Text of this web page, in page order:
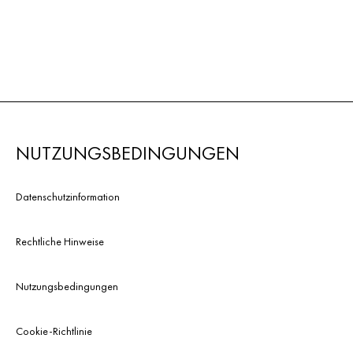
NUTZUNGSBEDINGUNGEN
Datenschutzinformation
Rechtliche Hinweise
Nutzungsbedingungen
Cookie-Richtlinie